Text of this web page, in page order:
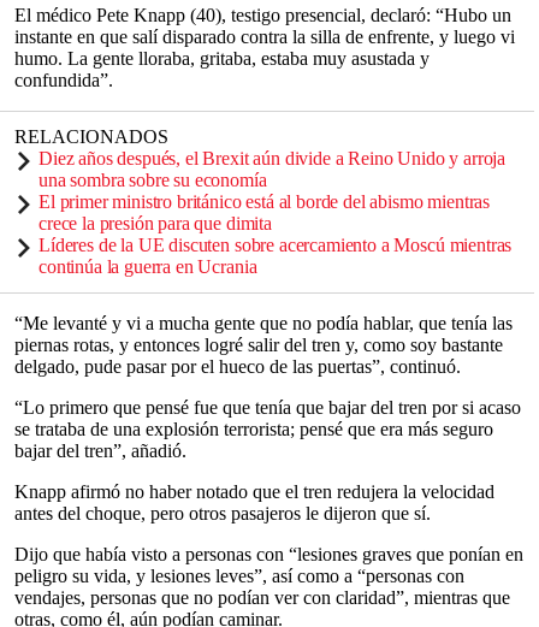
El médico Pete Knapp (40), testigo presencial, declaró: “Hubo un
instante en que salí disparado contra la silla de enfrente, y luego vi
humo. La gente lloraba, gritaba, estaba muy asustada y
confundida”.
RELACIONADOS
Diez años después, el Brexit aún divide a Reino Unido y arroja
una sombra sobre su economía
El primer ministro británico está al borde del abismo mientras
crece la presión para que dimita
Líderes de la UE discuten sobre acercamiento a Moscú mientras
continúa la guerra en Ucrania
“Me levanté y vi a mucha gente que no podía hablar, que tenía las
piernas rotas, y entonces logré salir del tren y, como soy bastante
delgado, pude pasar por el hueco de las puertas”, continuó.
“Lo primero que pensé fue que tenía que bajar del tren por si acaso
se trataba de una explosión terrorista; pensé que era más seguro
bajar del tren”, añadió.
Knapp afirmó no haber notado que el tren redujera la velocidad
antes del choque, pero otros pasajeros le dijeron que sí.
Dijo que había visto a personas con “lesiones graves que ponían en
peligro su vida, y lesiones leves”, así como a “personas con
vendajes, personas que no podían ver con claridad”, mientras que
otras, como él, aún podían caminar.